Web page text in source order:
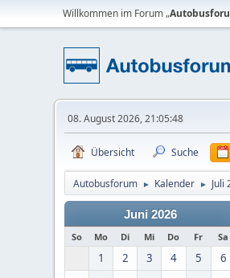
Willkommen im Forum „
08. August 2026, 21:05:48
Übersicht Suche
Autobusforum ► Kalender ► Juli
Juni 2026
So Mo Di Mi Do Fr Sa
1 2 3 4 5
6